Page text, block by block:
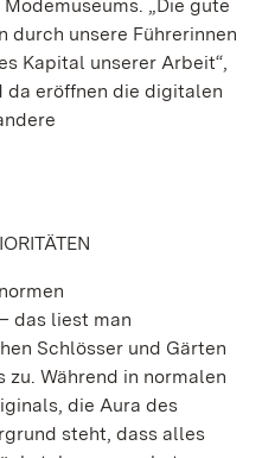
„Die gute
durch unsere Führerinnen
Kapital unserer Arbeit“,
da eröffnen die digitalen
das liest man
Schlösser und Gärten
Während in normalen
die Aura des
steht, dass alles